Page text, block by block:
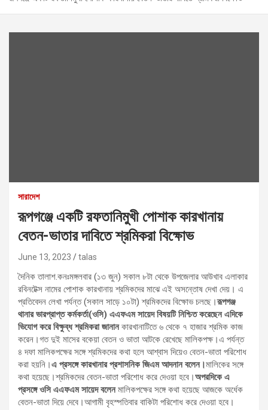
সারাদেশ
রূপগঞ্জে একটি রফতানিমুখী পোশাক কারখানায়
বেতন-ভাতার দাবিতে শ্রমিকরা বিক্ষোভ
June 13, 2023 talas
দৈনিক তালাশ.কনঃমঙ্গলবার (১৩ জুন) সকাল ৮টা থেকে উপজেলার আউখাব এলাকার
রবিনটেক্স নামের পোশাক কারখানায় শ্রমিকদের মাঝে এই অসন্তোষ দেখা দেয়। এ
প্রতিবেদন লেখা পর্যন্ত (সকাল সাড়ে ১০টা) শ্রমিকদের বিক্ষোভ চলছে।রূপগঞ্জ
থানার ভারপ্রাপ্ত কর্মকর্তা(ওসি) এএফএম সায়েদ বিষয়টি নিশ্চিত করেছেন এদিকে
ভিযোগ করে বিক্ষুব্ধ শ্রমিকরা জানানকারখানাটিতে ৬ থেকে ৭ হাজার শ্রমিক কাজ
করেন।গত দুই মাসের বকেয়া বেতন ও ভাতা আটকে রেখেছে মালিকপক্ষ।এ পর্যন্ত
৪ দফা মালিকপক্ষের সঙ্গে শ্রমিকদের কথা হলে আশ্বাস দিয়েও বেতন-ভাতা পরিশোধ
করা হয়নি।এ প্রসঙ্গে কারখানার প্রশাসনিক জিএম আদনান বলেন।মালিকের সঙ্গে
কথা হয়েছে।শ্রমিকদের বেতন-ভাতা পরিশোধ করে দেওয়া হবে।অপরদিকে এ
প্রসঙ্গে ওসি এএফএম সায়েদ বলেনমালিকপক্ষের সঙ্গে কথা হয়েছে আজকে অর্ধেক
বেতন-ভাতা দিয়ে দেবে।আগামী বৃহস্পতিবার বাকিটা পরিশোধ করে দেওয়া হবে।